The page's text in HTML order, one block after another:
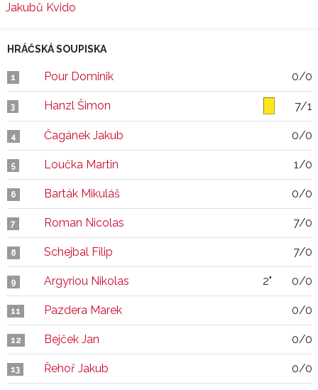
Jakubů Kvido
HRÁČSKÁ SOUPISKA
1 Pour Dominik 0/0
3 Hanzl Šimon 7/1
4 Čagánek Jakub 0/0
5 Loučka Martin 1/0
6 Barták Mikuláš 0/0
7 Roman Nicolas 7/0
8 Schejbal Filip 7/0
9 Argyriou Nikolas 2" 0/0
11 Pazdera Marek 0/0
12 Bejček Jan 0/0
13 Řehoř Jakub 0/0